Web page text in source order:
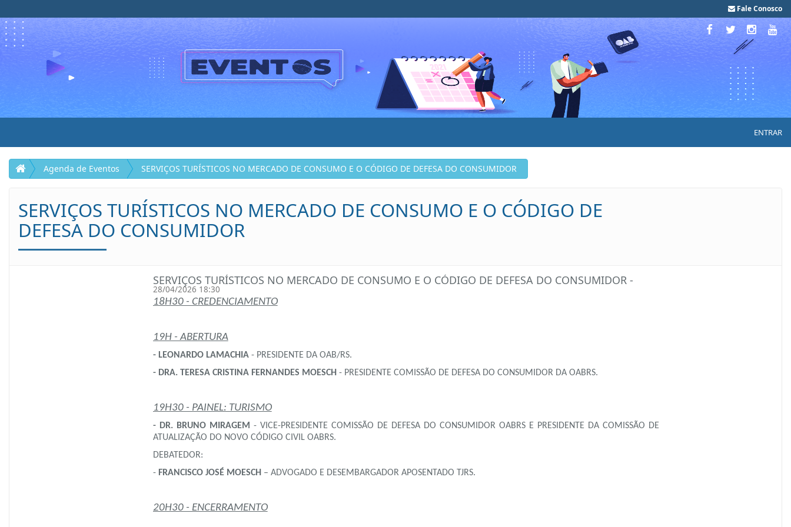
Fale Conosco
ENTRAR
Agenda de Eventos SERVIÇOS TURÍSTICOS NO MERCADO DE CONSUMO E O CÓDIGO DE DEFESA DO CONSUMIDOR
SERVIÇOS TURÍSTICOS NO MERCADO DE CONSUMO E O CÓDIGO DE
DEFESA DO CONSUMIDOR
SERVIÇOS TURÍSTICOS NO MERCADO DE CONSUMO E O CÓDIGO DE DEFESA DO CONSUMIDOR -
28/04/2026 18:30
18H30 - CREDENCIAMENTO
19H - ABERTURA
- LEONARDO LAMACHIA - PRESIDENTE DA OAB/RS.
- DRA. TERESA CRISTINA FERNANDES MOESCH - PRESIDENTE COMISSÃO DE DEFESA DO CONSUMIDOR DA OABRS.
19H30 - PAINEL: TURISMO
- DR. BRUNO MIRAGEM - VICE-PRESIDENTE COMISSÃO DE DEFESA DO CONSUMIDOR OABRS E PRESIDENTE DA COMISSÃO DE
ATUALIZAÇÃO DO NOVO CÓDIGO CIVIL OABRS.
DEBATEDOR:
- FRANCISCO JOSÉ MOESCH – ADVOGADO E DESEMBARGADOR APOSENTADO TJRS.
20H30 - ENCERRAMENTO